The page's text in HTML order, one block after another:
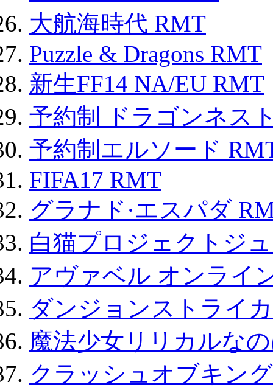
大航海時代 RMT
Puzzle & Dragons RMT
新生FF14 NA/EU RMT
予約制 ドラゴンネス
予約制エルソード
FIFA17 RMT
グラナド·エスパダ
白猫プロジェクトジ
アヴァベル オンライ
ダンジョンストライ
魔法少女リリカルな
クラッシュオブキン